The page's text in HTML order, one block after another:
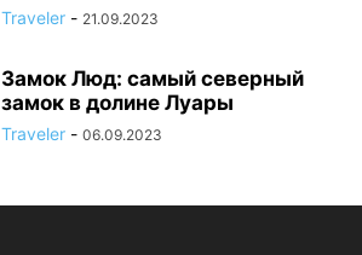
Traveler - 21.09.2023
Замок Люд: самый северный
замок в долине Луары
Traveler - 06.09.2023